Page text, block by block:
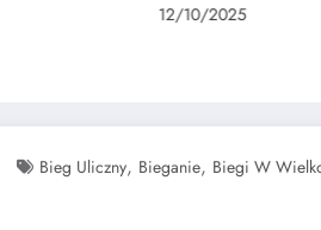
12/10/2025
Bieg Uliczny, Bieganie, Biegi W